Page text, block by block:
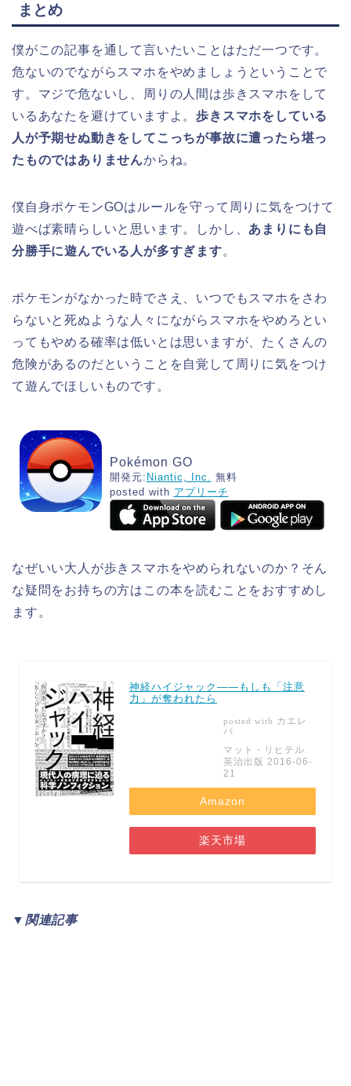
まとめ
僕がこの記事を通して言いたいことはただ一つです。
危ないのでながらスマホをやめましょうということで
す。マジで危ないし、周りの人間は歩きスマホをして
いるあなたを避けていますよ。歩きスマホをしている
人が予期せぬ動きをしてこっちが事故に遭ったら堪っ
たものではありませんからね。
僕自身ポケモンGOはルールを守って周りに気をつけて
遊べば素晴らしいと思います。しかし、 あまりにも自
分勝手に遊んでいる人が多すぎます。
ポケモンがなかった時でさえ、いつでもスマホをさわ
らないと死ぬような人々にながらスマホをやめろとい
ってもやめる確率は低いとは思いますが、たくさんの
危険があるのだということを自覚して周りに気をつけ
て遊んでほしいものです。
Pokémon GO
開発元: Niantic, Inc.
無料
posted with アプリーチ
なぜいい大人が歩きスマホをやめられないのか？そん
な疑問をお持ちの方はこの本を読むことをおすすめし
ます。
神経ハイジャック――もしも「注意
力」が奪われたら
posted with カエレ
バ
マット・リヒテル
英治出版 2016-06-
21
Amazon
楽天市場
▼関連記事